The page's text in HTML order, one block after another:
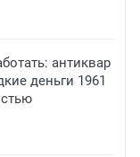
антиквар
деньги 1961